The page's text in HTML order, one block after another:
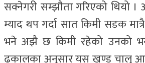
सक्नेगरी सम्झौता गरिएको थियो
म्याद थप गर्दा सात किमी सडक
भने अझै छ किमी रहेको उनको
ढकालका अनुसार यस खण्ड चालु